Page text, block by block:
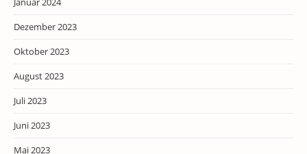
Dezember 2023
Oktober 2023
August 2023
Juli 2023
Juni 2023
Mai 2023